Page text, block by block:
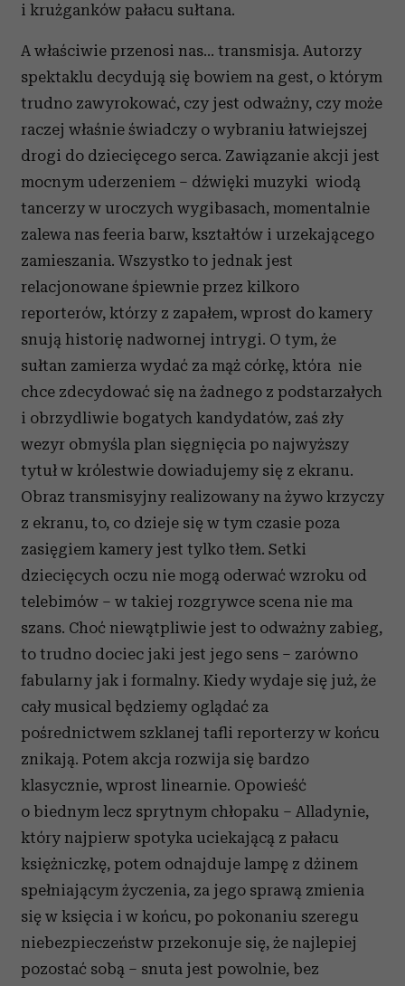
i krużganków pałacu sułtana.
A właściwie przenosi nas… transmisja. Autorzy
spektaklu decydują się bowiem na gest, o którym
trudno zawyrokować, czy jest odważny, czy może
raczej właśnie świadczy o wybraniu łatwiejszej
drogi do dziecięcego serca. Zawiązanie akcji jest
mocnym uderzeniem – dźwięki muzyki wiodą
tancerzy w uroczych wygibasach, momentalnie
zalewa nas feeria barw, kształtów i urzekającego
zamieszania. Wszystko to jednak jest
relacjonowane śpiewnie przez kilkoro
reporterów, którzy z zapałem, wprost do kamery
snują historię nadwornej intrygi. O tym, że
sułtan zamierza wydać za mąż córkę, która nie
chce zdecydować się na żadnego z podstarzałych
i obrzydliwie bogatych kandydatów, zaś zły
wezyr obmyśla plan sięgnięcia po najwyższy
tytuł w królestwie dowiadujemy się z ekranu.
Obraz transmisyjny realizowany na żywo krzyczy
z ekranu, to, co dzieje się w tym czasie poza
zasięgiem kamery jest tylko tłem. Setki
dziecięcych oczu nie mogą oderwać wzroku od
telebimów – w takiej rozgrywce scena nie ma
szans. Choć niewątpliwie jest to odważny zabieg,
to trudno dociec jaki jest jego sens – zarówno
fabularny jak i formalny. Kiedy wydaje się już, że
cały musical będziemy oglądać za
pośrednictwem szklanej tafli reporterzy w końcu
znikają. Potem akcja rozwija się bardzo
klasycznie, wprost linearnie. Opowieść
o biednym lecz sprytnym chłopaku – Alladynie,
który najpierw spotyka uciekającą z pałacu
księżniczkę, potem odnajduje lampę z dżinem
spełniającym życzenia, za jego sprawą zmienia
się w księcia i w końcu, po pokonaniu szeregu
niebezpieczeństw przekonuje się, że najlepiej
pozostać sobą – snuta jest powolnie, bez